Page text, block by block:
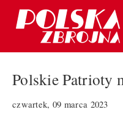
Polskie Patrioty
czwartek, 09 marca 2023